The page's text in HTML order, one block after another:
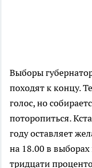
Выборы
походят к концу.
голос, но
поторопиться.
году оставляет
на 18.00 в
тридцати